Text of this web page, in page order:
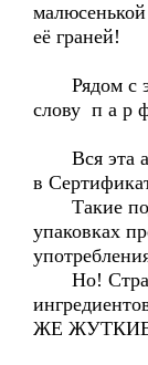
её граней!
Рядом с
слову п а р
Вся эта
в
Такие
упаковках
Но!
ЖЕ